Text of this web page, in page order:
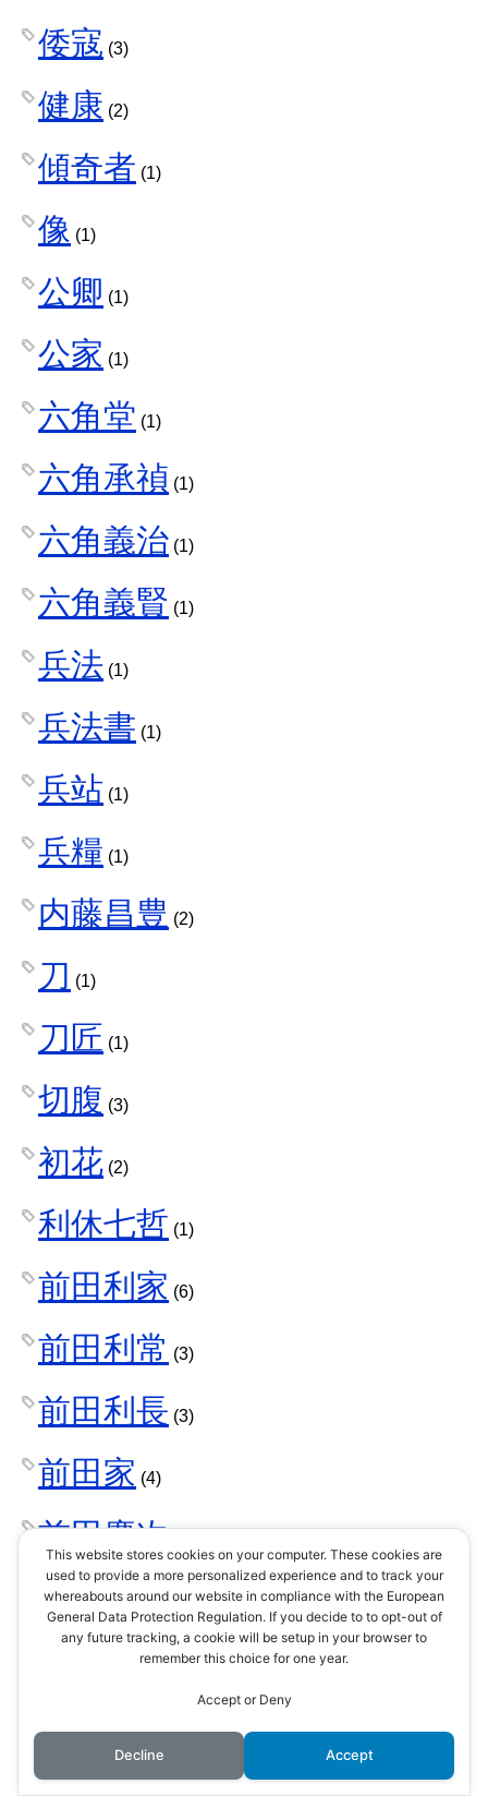
倭寇 (3)
健康 (2)
傾奇者 (1)
像 (1)
公卿 (1)
公家 (1)
六角堂 (1)
六角承禎 (1)
六角義治 (1)
六角義賢 (1)
兵法 (1)
兵法書 (1)
兵站 (1)
兵糧 (1)
内藤昌豊 (2)
刀 (1)
刀匠 (1)
切腹 (3)
初花 (2)
利休七哲 (1)
前田利家 (6)
前田利常 (3)
前田利長 (3)
前田家 (4)
前田慶次
剣術(1)
剣豪
加賀一向一揆
This website stores cookies on your computer. These cookies are
used to provide a more personalized experience and to track your
whereabouts around our website in compliance with the European
General Data Protection Regulation. If you decide to to opt-out of
any future tracking, a cookie will be setup in your browser to
remember this choice for one year.
Accept or Deny
Decline Accept